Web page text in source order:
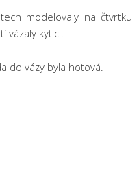
modelovaly na čtvrtku
vázaly kytici.
do vázy byla hotová.